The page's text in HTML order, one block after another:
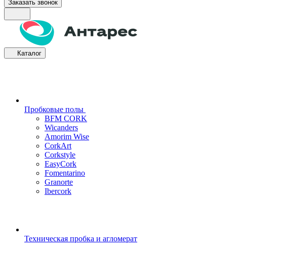
Заказать звонок
Каталог
Пробковые полы
BFM CORK
Wicanders
Amorim Wise
CorkArt
Corkstyle
EasyCork
Fomentarino
Granorte
Ibercork
Техническая пробка и агломерат